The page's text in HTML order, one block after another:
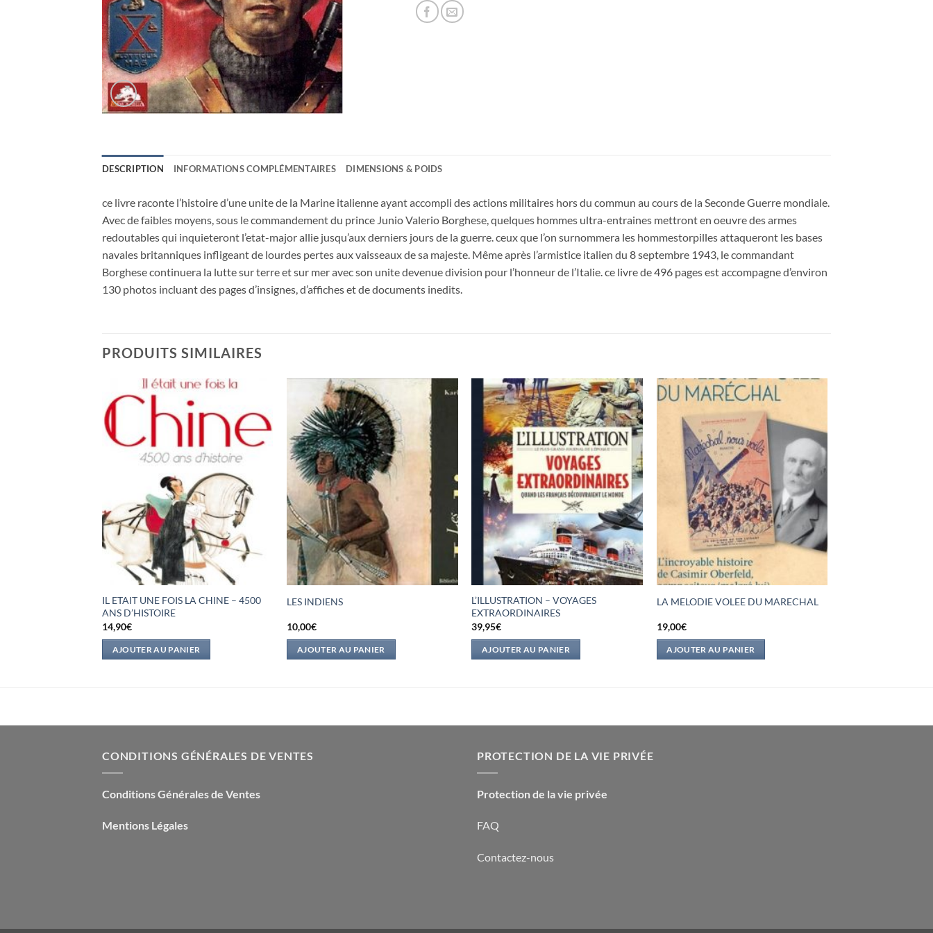
DESCRIPTION INFORMATIONS COMPLÉMENTAIRES DIMENSIONS & POIDS
ce livre raconte l’histoire d’une unite de la Marine italienne ayant accompli des actions militaires hors du commun au cours de la Seconde Guerre mondiale.
Avec de faibles moyens, sous le commandement du prince Junio Valerio Borghese, quelques hommes ultra-entraines mettront en oeuvre des armes
redoutables qui inquieteront l’etat-major allie jusqu’aux derniers jours de la guerre. ceux que l’on surnommera les hommestorpilles attaqueront les bases
navales britanniques infligeant de lourdes pertes aux vaisseaux de sa majeste. Même après l’armistice italien du 8 septembre 1943, le commandant
Borghese continuera la lutte sur terre et sur mer avec son unite devenue division pour l’honneur de l’Italie. ce livre de 496 pages est accompagne d’environ
130 photos incluant des pages d’insignes, d’affiches et de documents inedits.
PRODUITS SIMILAIRES
IL ETAIT UNE FOIS LA CHINE – 4500
ANS D’HISTOIRE
14,90€
AJOUTER AU PANIER
LES INDIENS
10,00€
AJOUTER AU PANIER
L’ILLUSTRATION – VOYAGES
EXTRAORDINAIRES
39,95€
AJOUTER AU PANIER
LA MELODIE VOLEE DU MARECHAL
19,00€
AJOUTER AU PANIER
CONDITIONS GÉNÉRALES DE VENTES
Conditions Générales de Ventes
Mentions Légales
PROTECTION DE LA VIE PRIVÉE
Protection de la vie privée
FAQ
Contactez-nous